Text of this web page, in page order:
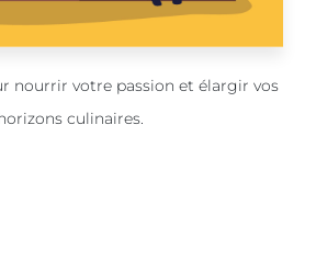
nourrir votre passion et élargir vos
culinaires.